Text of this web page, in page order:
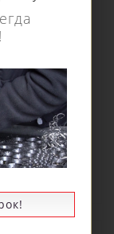
сверло
TCT длина
25 HMX.250
970 р.